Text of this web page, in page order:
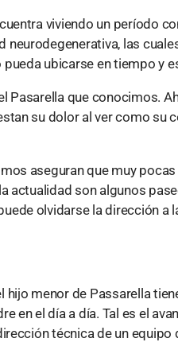
viviendo un período
neurodegenerativa, las
pueda ubicarse en tiempo y
Pasarella que conocimos.
su dolor al ver como su
aseguran que muy
actualidad son algunos
olvidarse la dirección a
hijo menor de Passarella
en el día a día. Tal es el
técnica de un